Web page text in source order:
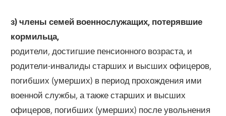
з) члены семей военнослужащих, потерявшие
кормильца,
родители, достигшие пенсионного возраста, и
родители-инвалиды старших и высших офицеров,
погибших (умерших) в период прохождения ими
военной службы, а также старших и высших
офицеров, погибших (умерших) после увольнения